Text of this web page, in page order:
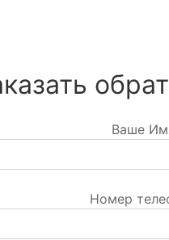
Ваше
Номер